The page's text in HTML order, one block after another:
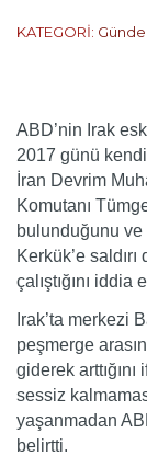
KATEGORİ:
ABD’nin Irak
2017 günü
İran Devrim
Komutanı
bulunduğunu
Kerkük’e
çalıştığını iddia
Irak’ta merkezi
peşmerge
giderek
sessiz
yaşanmadan
belirtti.